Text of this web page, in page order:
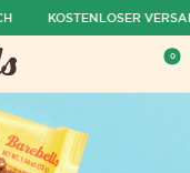
KOSTENLOSER
0